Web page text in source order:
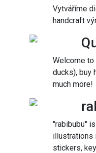
Vytváříme
handcraft
Welcome to
ducks), buy
much more!
"rabibubu"
illustrations
stickers,